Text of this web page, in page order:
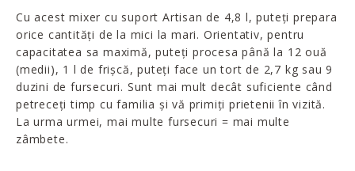
Cu acest mixer cu suport Artisan de 4,8 l, puteți prepara
orice cantități de la mici la mari. Orientativ, pentru
capacitatea sa maximă, puteți procesa până la 12 ouă
(medii), 1 l de frișcă, puteți face un tort de 2,7 kg sau 9
duzini de fursecuri. Sunt mai mult decât suficiente când
petreceți timp cu familia și vă primiți prietenii în vizită.
La urma urmei, mai multe fursecuri = mai multe
zâmbete.